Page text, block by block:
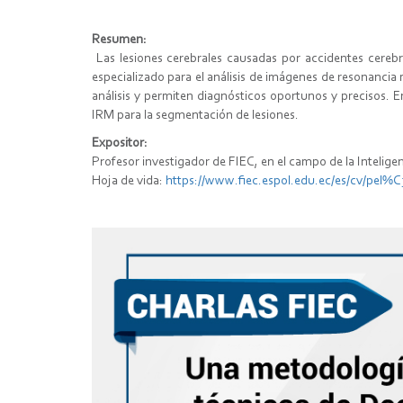
Resumen:
Las lesiones cerebrales causadas por accidentes
especializado para el análisis de imágenes de
análisis y permiten diagnósticos oportunos y precisos.
IRM para la segmentación de lesiones.
Expositor:
Profesor investigador de FIEC, en el campo de la
Hoja de vida: https://www.fiec.espol.edu.ec/es/cv/